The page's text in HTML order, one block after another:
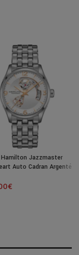
Jazzmaster
Auto Cadran Argenté
€